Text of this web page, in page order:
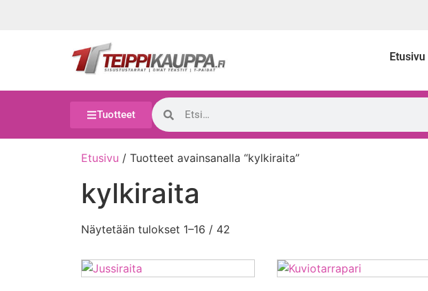
Etusivu
Tuotteet
Etusivu / Tuotteet avainsanalla “kylkiraita”
kylkiraita
Näytetään tulokset 1–16 / 42